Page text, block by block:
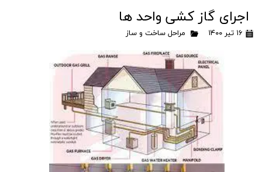
اجرای گاز کشی واحد ها
۱۶ تیر ۱۴۰۰ مراحل ساخت و ساز